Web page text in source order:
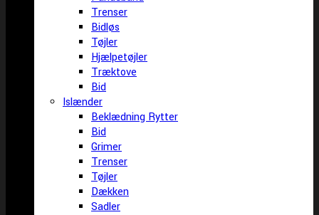
Trenser
Bidløs
Tøjler
Hjælpetøjler
Træktove
Bid
Islænder
Beklædning Rytter
Bid
Grimer
Trenser
Tøjler
Dækken
Sadler